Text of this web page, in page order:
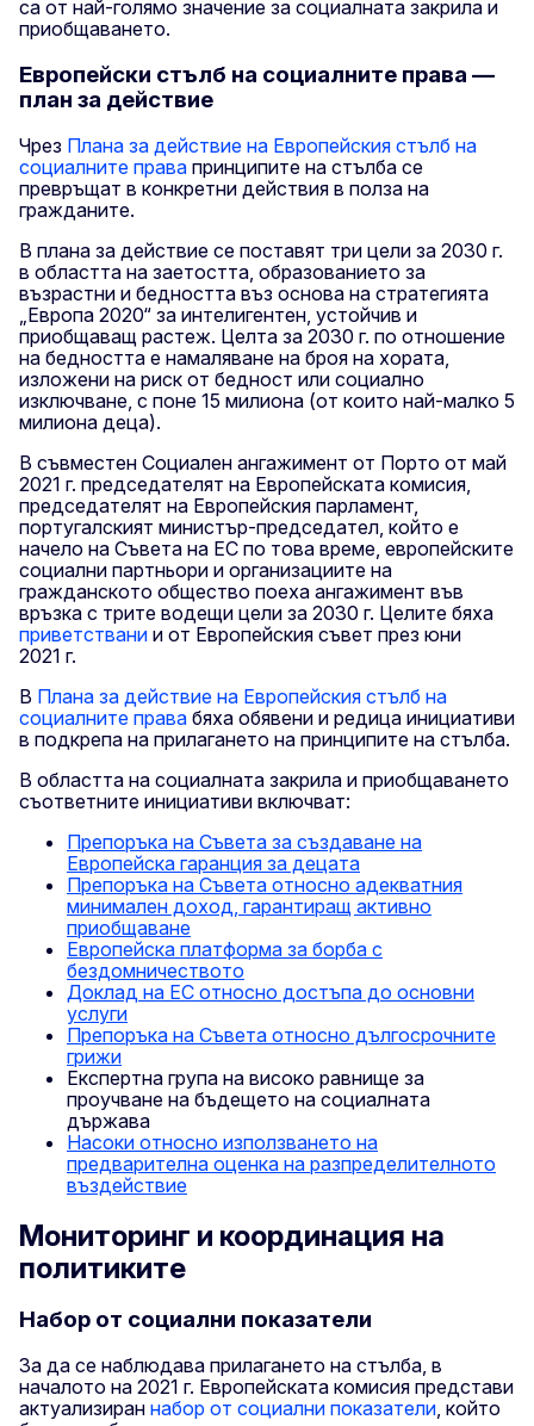
са от най-голямо значение за социалната закрила и
приобщаването.
Европейски стълб на социалните права —
план за действие
Чрез Плана за действие на Европейския стълб на
социалните права принципите на стълба се
превръщат в конкретни действия в полза на
гражданите.
В плана за действие се поставят три цели за 2030 г.
в областта на заетостта, образованието за
възрастни и бедността въз основа на стратегията
„Европа 2020“ за интелигентен, устойчив и
приобщаващ растеж. Целта за 2030 г. по отношение
на бедността е намаляване на броя на хората,
изложени на риск от бедност или социално
изключване, с поне 15 милиона (от които най-малко 5
милиона деца).
В съвместен Социален ангажимент от Порто от май
2021 г. председателят на Европейската комисия,
председателят на Европейския парламент,
португалският министър-председател, който е
начело на Съвета на ЕС по това време, европейските
социални партньори и организациите на
гражданското общество поеха ангажимент във
връзка с трите водещи цели за 2030 г. Целите бяха
приветствани и от Европейския съвет през юни
2021 г.
В Плана за действие на Европейския стълб на
социалните права бяха обявени и редица инициативи
в подкрепа на прилагането на принципите на стълба.
В областта на социалната закрила и приобщаването
съответните инициативи включват:
Препоръка на Съвета за създаване на
Европейска гаранция за децата
Препоръка на Съвета относно адекватния
минимален доход, гарантиращ активно
приобщаване
Европейска платформа за борба с
бездомничеството
Доклад на ЕС относно достъпа до основни
услуги
Препоръка на Съвета относно дългосрочните
грижи
Експертна група на високо равнище за
проучване на бъдещето на социалната
държава
Насоки относно използването на
предварителна оценка на разпределителното
въздействие
Mониторинг и координация на
политиките
Набор от социални показатели
За да се наблюдава прилагането на стълба, в
началото на 2021 г. Европейската комисия представи
актуализиран набор от социални показатели, който